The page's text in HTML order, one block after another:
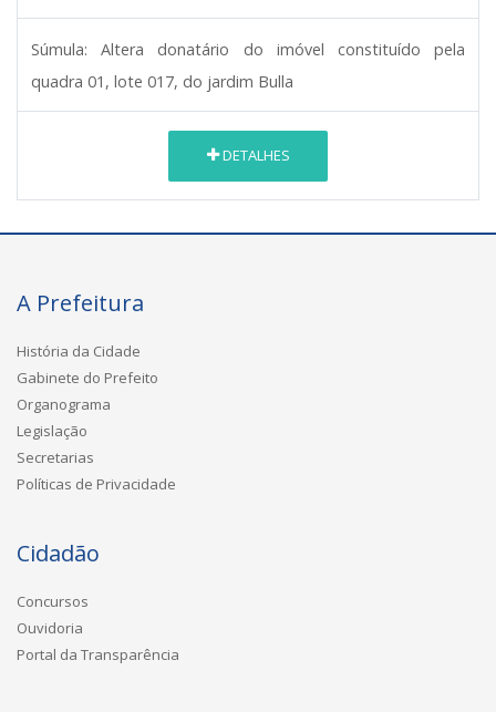
Súmula:
Altera donatário do imóvel constituído pela
quadra 01, lote 017, do jardim Bulla
DETALHES
A Prefeitura
História da Cidade
Gabinete do Prefeito
Organograma
Legislação
Secretarias
Políticas de Privacidade
Cidadão
Concursos
Ouvidoria
Portal da Transparência